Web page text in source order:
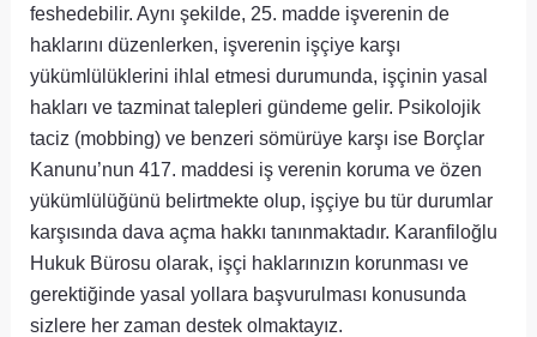
feshedebilir. Aynı şekilde, 25. madde işverenin de
haklarını düzenlerken, işverenin işçiye karşı
yükümlülüklerini ihlal etmesi durumunda, işçinin yasal
hakları ve tazminat talepleri gündeme gelir. Psikolojik
taciz (mobbing) ve benzeri sömürüye karşı ise Borçlar
Kanunu’nun 417. maddesi iş verenin koruma ve özen
yükümlülüğünü belirtmekte olup, işçiye bu tür durumlar
karşısında dava açma hakkı tanınmaktadır. Karanfiloğlu
Hukuk Bürosu olarak, işçi haklarınızın korunması ve
gerektiğinde yasal yollara başvurulması konusunda
sizlere her zaman destek olmaktayız.